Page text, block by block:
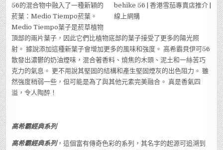
56的混合物中融入了一種新穎的
菸葉：Medio Tiempo菸葉。
Medio Tiempo葉子是菸草植物
頂部的兩片葉子，因此它們比植物底部的葉子接受了更多的陽光照
射。 據說添加這種新葉子會增加更多的風味和強度。 高希霸貝伊可56
散發出濃鬱的奶油煙味，混合著香料、燒焦的木頭、泥土和一絲苦巧
克力的氣息。 更不用說其堅固的結構和產生堅固煙灰的出色阻力。 雖
然強度稍弱一些，但可能是為了與其他元素完美融合。 真是香氣四
溢，令人陶醉！
高希霸經典系列
高希霸經典系列，這個富有傳奇色彩的系列，其名字的起源可追溯到